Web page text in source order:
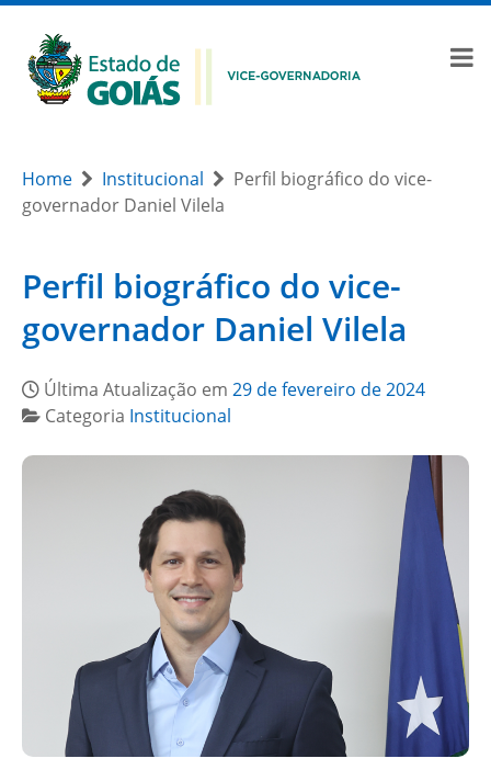
Home Institucional
Perfil biográfico do vice-
governador Daniel Vilela
Perfil biográfico do vice-
governador Daniel Vilela
Última Atualização em 29 de fevereiro de 2024
Categoria Institucional